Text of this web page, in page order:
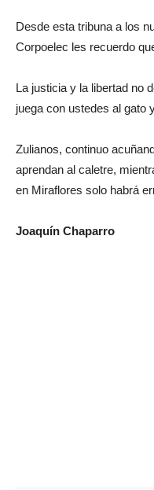
Desde esta tribuna a los
Corpoelec les recuerdo
La justicia y la libertad no
juega con ustedes al gato
Zulianos, continuo
aprendan al caletre,
en Miraflores solo habrá
Joaquín Chaparro